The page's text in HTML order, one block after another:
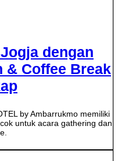
dengan
& Coffee Break
by Ambarrukmo memiliki
untuk acara gathering dan